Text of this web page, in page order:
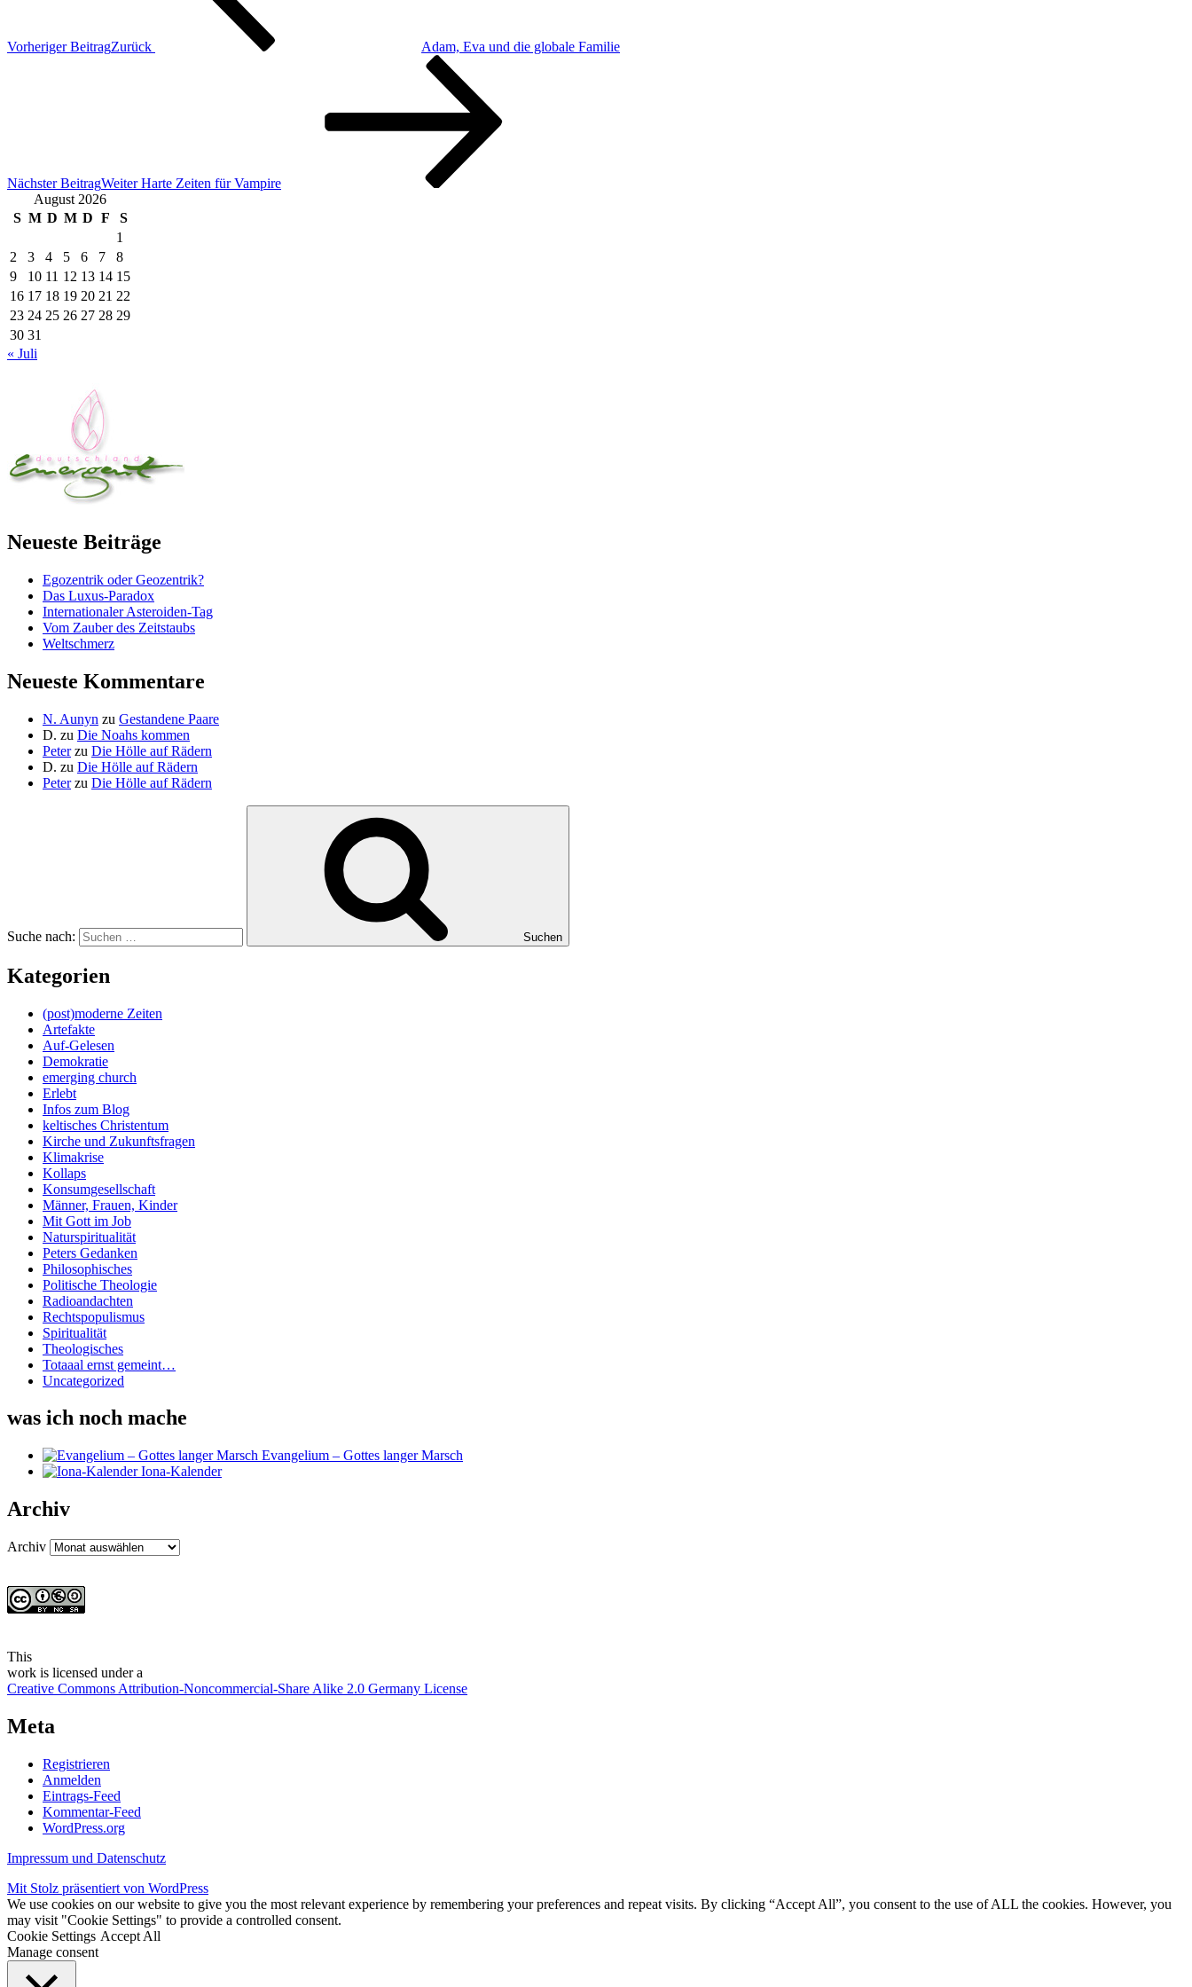
Vorheriger BeitragZurück Adam, Eva und die globale Familie
Nächster BeitragWeiter Harte Zeiten für Vampire
August 2026
S M D M D F
S
1
2
3 4 5 6 7
8
9
10 11 12 13 14 15
16 17 18 19 20 21 22
23 24 25 26 27 28 29
30 31
« Juli
Neueste Beiträge
Egozentrik oder Geozentrik?
Das Luxus-Paradox
Internationaler Asteroiden-Tag
Vom Zauber des Zeitstaubs
Weltschmerz
Neueste Kommentare
N. Aunyn zu Gestandene Paare
D. zu Die Noahs kommen
Peterzu Die Hölle auf Rädern
D. zu Die Hölle auf Rädern
Peterzu Die Hölle auf Rädern
Suche nach: Suchen
Kategorien
(post)moderne Zeiten
Artefakte
Auf-Gelesen
Demokratie
emerging church
Erlebt
Infos zum Blog
keltisches Christentum
Kirche und Zukunftsfragen
Klimakrise
Kollaps
Konsumgesellschaft
Männer, Frauen, Kinder
Mit Gott im Job
Naturspiritualität
Peters Gedanken
Philosophisches
Politische Theologie
Radioandachten
Rechtspopulismus
Spiritualität
Theologisches
Totaaal ernst gemeint…
Uncategorized
was ich noch mache
Evangelium – Gottes langer Marsch
Iona-Kalender
Archiv
Archiv
This
work is licensed under a
Creative Commons Attribution-Noncommercial-Share Alike 2.0 Germany License
Meta
Registrieren
Anmelden
Eintrags-Feed
Kommentar-Feed
WordPress.org
Impressum und Datenschutz
Mit Stolz präsentiert von WordPress
We use cookies on our website to give you the most relevant experience by remembering your preferences and repeat visits. By clicking “Accept All”, you consent to the use of ALL the cookies. However, you
may visit "Cookie Settings" to provide a controlled consent.
Cookie Settings Accept All
Manage consent